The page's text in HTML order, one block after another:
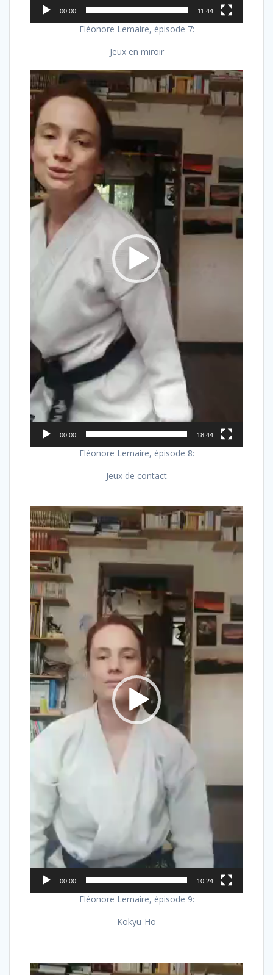
00:00 11:44
Eléonore Lemaire, épisode 7:
Jeux en miroir
Lecteur
vidéo
00:00 18:44
Eléonore Lemaire, épisode 8:
Jeux de contact
Lecteur
vidéo
00:00 10:24
Eléonore Lemaire, épisode 9:
Kokyu-Ho
Lecteur